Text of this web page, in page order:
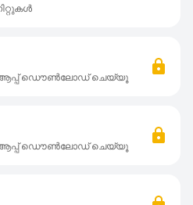
ആപ്പ് ഡൌൺലോഡ് ചെയ്യൂ
ആപ്പ് ഡൌൺലോഡ് ചെയ്യൂ